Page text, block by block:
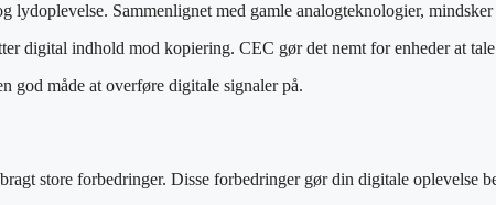
Sammenlignet med gamle analogteknologier,
digital indhold mod kopiering. CEC gør det nemt for enheder at
god måde at overføre digitale signaler på.
store forbedringer. Disse forbedringer gør din digitale oplevelse